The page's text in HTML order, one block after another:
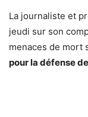
La journaliste et
jeudi sur son
menaces de mort
pour la défense